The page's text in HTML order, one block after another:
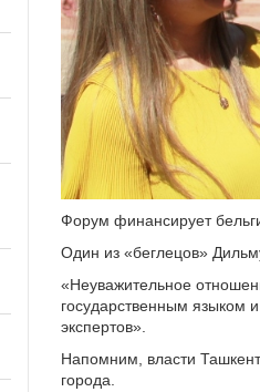
Форум финансирует
Один из «беглецов»
«Неуважительное
государственным языком
экспертов».
Напомним, власти
города.